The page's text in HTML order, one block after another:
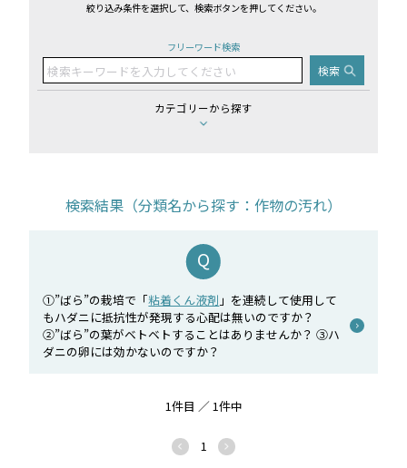
絞り込み条件を選択して、検索ボタンを押してください。
フリーワード検索
カテゴリーから探す
検索結果（分類名から探す：作物の汚れ）
①”ばら”の栽培で「粘着くん液剤 」を連続して使用して
もハダニに抵抗性が発現する心配は無いのですか？
②”ばら”の葉がベトベトすることはありませんか？ ③ハ
ダニの卵には効かないのですか？
1件目 ／ 1件中
1